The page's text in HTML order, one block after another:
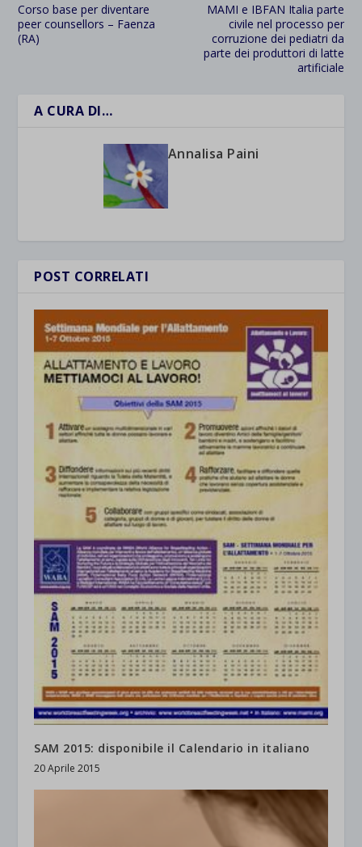
Corso base per diventare
peer counsellors – Faenza
(RA)
MAMI e IBFAN Italia parte
civile nel processo per
corruzione dei pediatri da
parte dei produttori di latte
artificiale
A CURA DI…
Annalisa Paini
POST CORRELATI
SAM 2015: disponibile il Calendario in italiano
20 Aprile 2015